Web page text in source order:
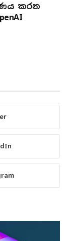
කරන